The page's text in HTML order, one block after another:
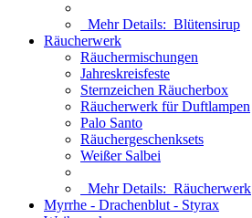
Mehr Details: Blütensirup
Räucherwerk
Räuchermischungen
Jahreskreisfeste
Sternzeichen Räucherbox
Räucherwerk für Duftlampen
Palo Santo
Räuchergeschenksets
Weißer Salbei
Mehr Details: Räucherwerk
Myrrhe - Drachenblut - Styrax